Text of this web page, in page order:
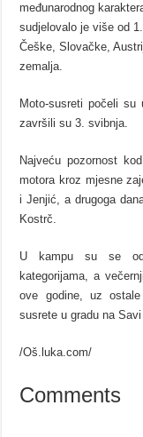
međunarodnog
sudjelovalo je više od
Češke, Slovačke,
zemalja.
Moto-susreti počeli
završili su 3. svibnja.
Najveću pozornost
motora kroz mjesne
i Jenjić, a drugoga
Kostrč.
U kampu su se
kategorijama, a
ove godine, uz
susrete u gradu na
/Oš.luka.com/
Comments